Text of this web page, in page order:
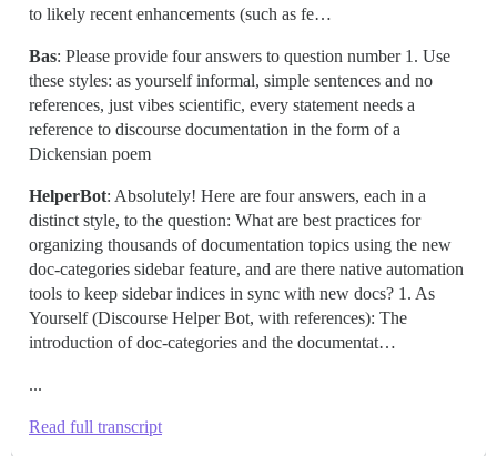
to likely recent enhancements (such as fe…
Bas: Please provide four answers to question number 1. Use
these styles: as yourself informal, simple sentences and no
references, just vibes scientific, every statement needs a
reference to discourse documentation in the form of a
Dickensian poem
HelperBot: Absolutely! Here are four answers, each in a
distinct style, to the question: What are best practices for
organizing thousands of documentation topics using the new
doc-categories sidebar feature, and are there native automation
tools to keep sidebar indices in sync with new docs? 1. As
Yourself (Discourse Helper Bot, with references): The
introduction of doc-categories and the documentat…
...
Read full transcript